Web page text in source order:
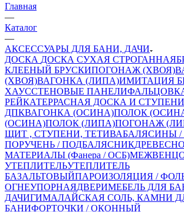
Главная
—
Каталог
—
АКСЕССУАРЫ ДЛЯ БАНИ, ДАЧИ
ДОСКА ДОСКА СУХАЯ СТРОГАННАЯ
КЛЕЕНЫЙ БРУСКИПОГОНАЖ (ХВОЯ)
(ХВОЯ)ВАГОНКА (ЛИПА)ИМИТАЦИЯ
ХАУССТЕНОВЫЕ ПАНЕЛИ
РЕЙКАТЕРРАСНАЯ ДОСКА И
ДПКВАГОНКА (ОСИНА)ПОЛОК
(ОСИНА)ПОЛОК (ЛИПА)ПОГОНАЖ
ЩИТ , СТУПЕНИ, ТЕТИВАБАЛЯСИНЫ /
ПОРУЧЕНЬ / ПОДБАЛЯСНИК
МАТЕРИАЛЫ (Фанера / ОСБ)
УТЕПЛИТЕЛЬУТЕПЛИТЕЛЬ
БАЗАЛЬТОВЫЙПАРОИЗОЛЯЦИЯ /
ОГНЕУПОРНАЯДВЕРИМЕБЕЛЬ ДЛЯ
ДАЧИГИМАЛАЙСКАЯ СОЛЬ, КАМНИ
БАНИФОРТОЧКИ / ОКОННЫЙ